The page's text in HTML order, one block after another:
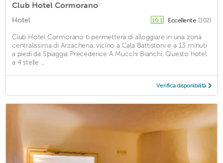
Club Hotel Cormorano
Hotel 10,1 Eccellente (102)
Club Hotel Cormorano ti permetterà di alloggiare in una zona
centralissima di Arzachena, vicino a Cala Battistoni e a 13 minuti
a piedi da Spiaggia Precedence A Mucchi Bianchi. Questo hotel
a 4 stelle ...
Verifica disponibilità